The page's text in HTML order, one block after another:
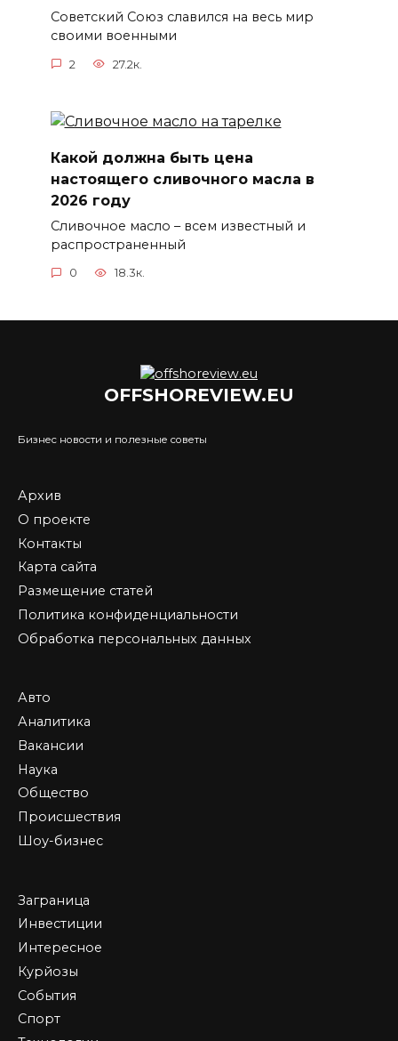
Советский Союз славился на весь мир
своими военными
2 27.2к.
Какой должна быть цена
настоящего сливочного масла в
2026 году
Сливочное масло – всем известный и
распространенный
0 18.3к.
OFFSHOREVIEW.EU
Бизнес новости и полезные советы
Архив
О проекте
Контакты
Карта сайта
Размещение статей
Политика конфиденциальности
Обработка персональных данных
Авто
Аналитика
Вакансии
Наука
Общество
Происшествия
Шоу-бизнес
Заграница
Инвестиции
Интересное
Курйозы
События
Спорт